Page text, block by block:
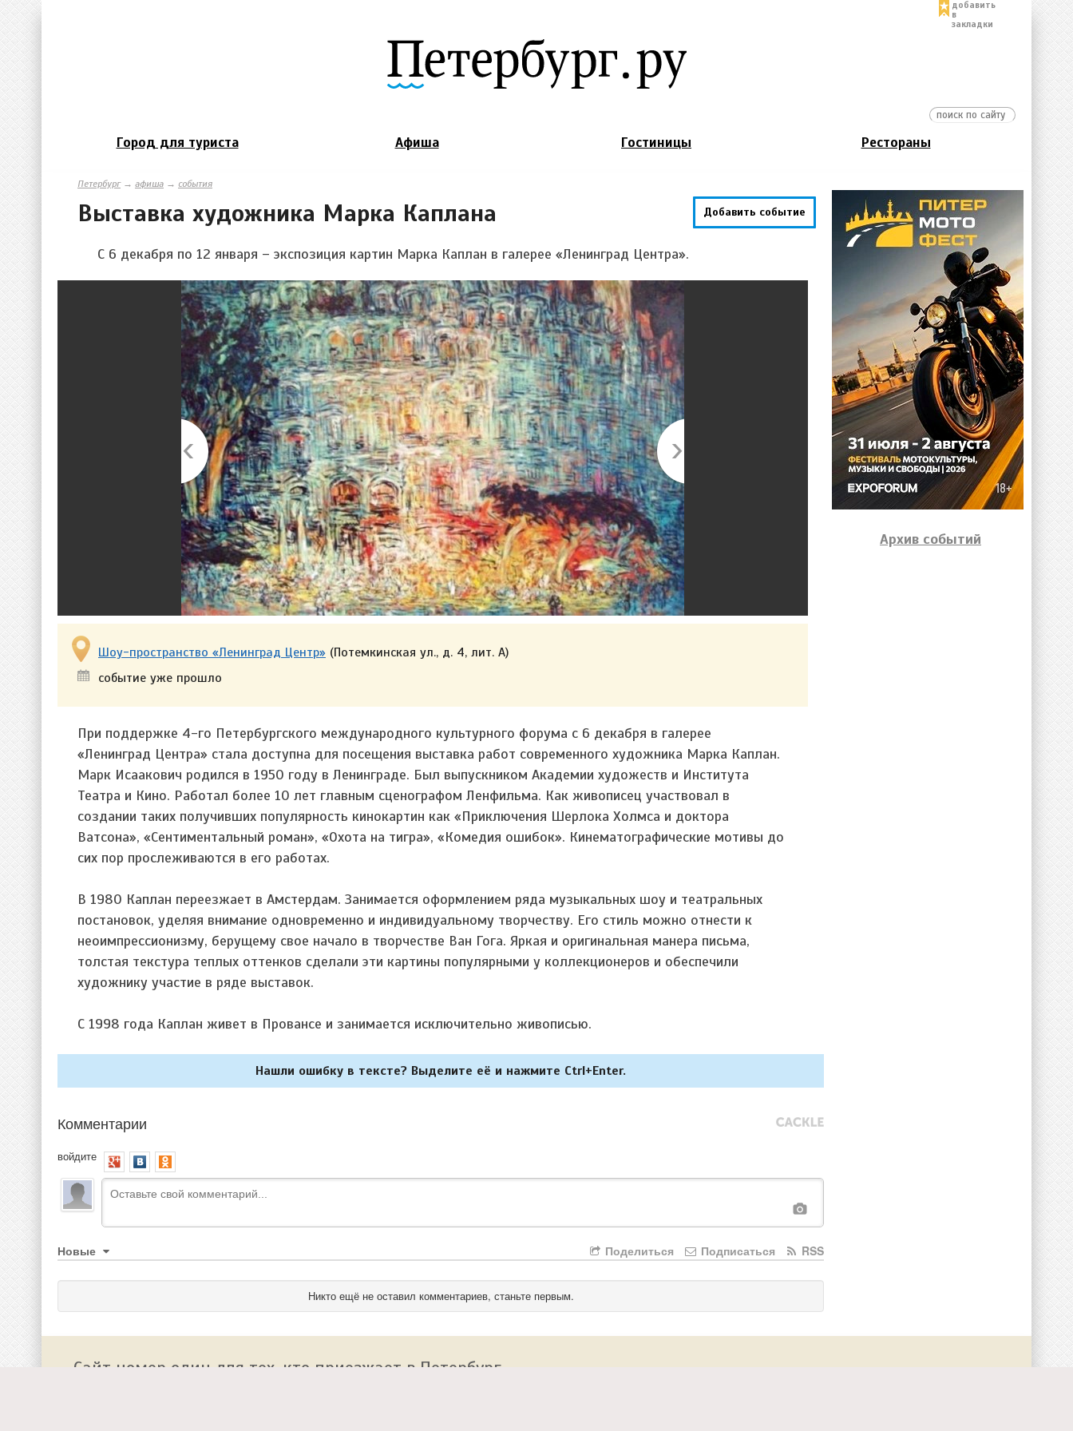
добавить
в
закладки
Город для туриста Афиша Гостиницы Рестораны
Петербург→ афиша → события
Добавить событие
Выставка художника Марка Каплана
С 6 декабря по 12 января – экспозиция картин Марка Каплан в галерее «Ленинград Центра».
Шоу-пространство ​«Ленинград Центр» (Потемкинская ул., д. 4, лит. А)
событие уже прошло
При поддержке 4-го Петербургского международного культурного форума с 6 декабря в галерее
«Ленинград Центра» стала доступна для посещения выставка работ современного художника Марка Каплан.
Марк Исаакович родился в 1950 году в Ленинграде. Был выпускником Академии художеств и Института
Театра и Кино. Работал более 10 лет главным сценографом Ленфильма. Как живописец участвовал в
создании таких получивших популярность кинокартин как «Приключения Шерлока Холмса и доктора
Ватсона», «Сентиментальный роман», «Охота на тигра», «Комедия ошибок». Кинематографические мотивы до
сих пор прослеживаются в его работах.
В 1980 Каплан переезжает в Амстердам. Занимается оформлением ряда музыкальных шоу и театральных
постановок, уделяя внимание одновременно и индивидуальному творчеству. Его стиль можно отнести к
неоимпрессионизму, берущему свое начало в творчестве Ван Гога. Яркая и оригинальная манера письма,
толстая текстура теплых оттенков сделали эти картины популярными у коллекционеров и обеспечили
художнику участие в ряде выставок.
С 1998 года Каплан живет в Провансе и занимается исключительно живописью.
Нашли ошибку в тексте? Выделите её и нажмите Ctrl+Enter.
Комментарии
войдите
Новые RSS
Подписаться
Поделиться
Никто ещё не оставил комментариев, станьте первым.
Архив событий
Сайт номер один для тех, кто приезжает в Петербург